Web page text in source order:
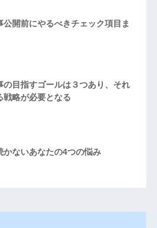
公開前にやるべきチェック項目ま
の目指すゴールは３つあり、それ
戦略が必要となる
かないあなたの4つの悩み